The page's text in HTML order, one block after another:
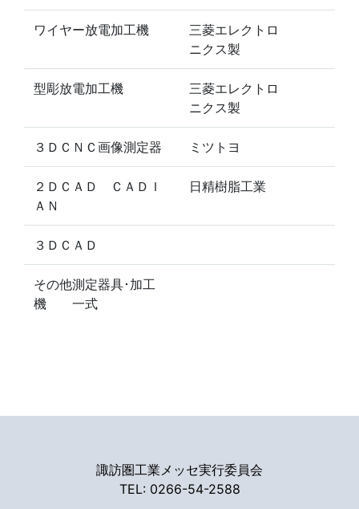
ワイヤー放電加工機
三菱エレクトロ
ニクス製
型彫放電加工機
三菱エレクトロ
ニクス製
３ＤＣＮＣ画像測定器 ミツトヨ
２ＤＣＡＤ ＣＡＤＩ
ＡＮ
日精樹脂工業
３ＤＣＡＤ
その他測定器具･加工
機 一式
諏訪圏工業メッセ実行委員会
TEL: 0266-54-2588